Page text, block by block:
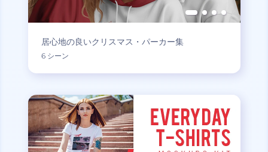
居心地の良いクリスマス・パーカー集
6 シーン